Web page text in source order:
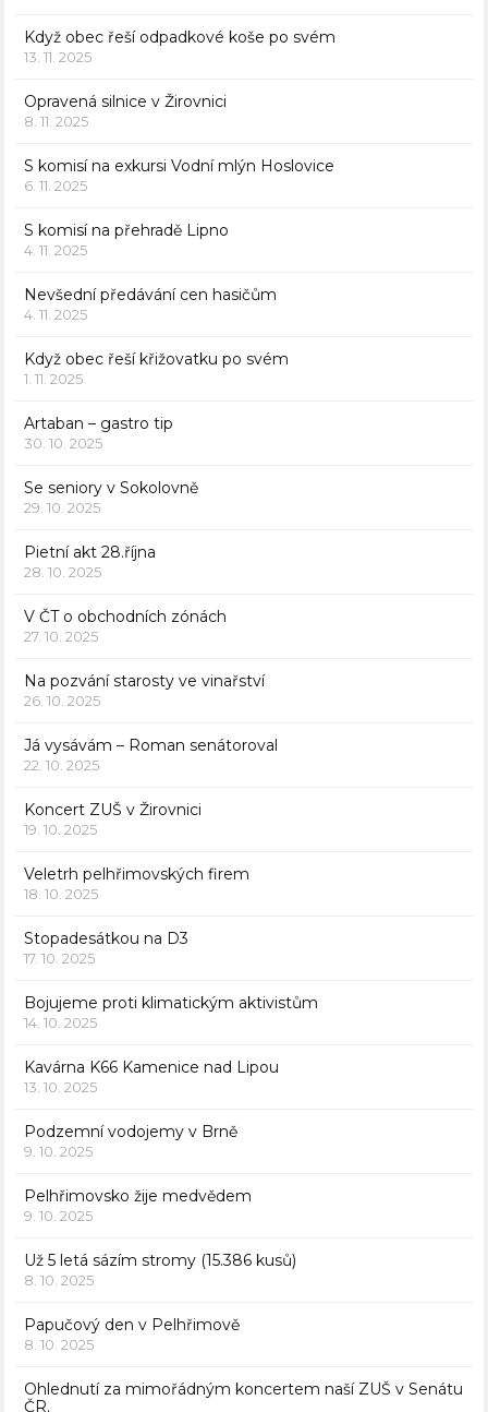
Když obec řeší odpadkové koše po svém
13. 11. 2025
Opravená silnice v Žirovnici
8. 11. 2025
S komisí na exkursi Vodní mlýn Hoslovice
6. 11. 2025
S komisí na přehradě Lipno
4. 11. 2025
Nevšední předávání cen hasičům
4. 11. 2025
Když obec řeší křižovatku po svém
1. 11. 2025
Artaban – gastro tip
30. 10. 2025
Se seniory v Sokolovně
29. 10. 2025
Pietní akt 28.října
28. 10. 2025
V ČT o obchodních zónách
27. 10. 2025
Na pozvání starosty ve vinařství
26. 10. 2025
Já vysávám – Roman senátoroval
22. 10. 2025
Koncert ZUŠ v Žirovnici
19. 10. 2025
Veletrh pelhřimovských firem
18. 10. 2025
Stopadesátkou na D3
17. 10. 2025
Bojujeme proti klimatickým aktivistům
14. 10. 2025
Kavárna K66 Kamenice nad Lipou
13. 10. 2025
Podzemní vodojemy v Brně
9. 10. 2025
Pelhřimovsko žije medvědem
9. 10. 2025
Už 5 letá sázím stromy (15.386 kusů)
8. 10. 2025
Papučový den v Pelhřimově
8. 10. 2025
Ohlednutí za mimořádným koncertem naší ZUŠ v Senátu
ČR.